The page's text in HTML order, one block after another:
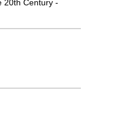
20th Century -